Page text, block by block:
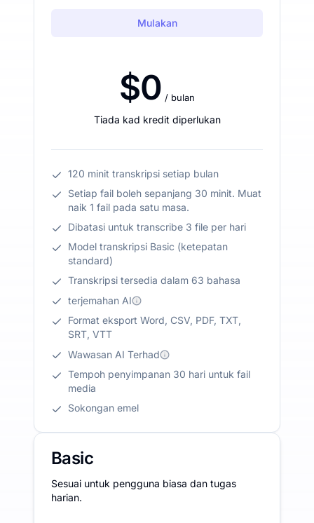
Mulakan
$0 / bulan
Tiada kad kredit diperlukan
120 minit transkripsi setiap bulan
Setiap fail boleh sepanjang 30 minit. Muat
naik 1 fail pada satu masa.
Dibatasi untuk transcribe 3 file per hari
Model transkripsi Basic (ketepatan
standard)
Transkripsi tersedia dalam 63 bahasa
terjemahan AI
Format eksport Word, CSV, PDF, TXT,
SRT, VTT
Wawasan AI Terhad
Tempoh penyimpanan 30 hari untuk fail
media
Sokongan emel
Basic
Sesuai untuk pengguna biasa dan tugas
harian.